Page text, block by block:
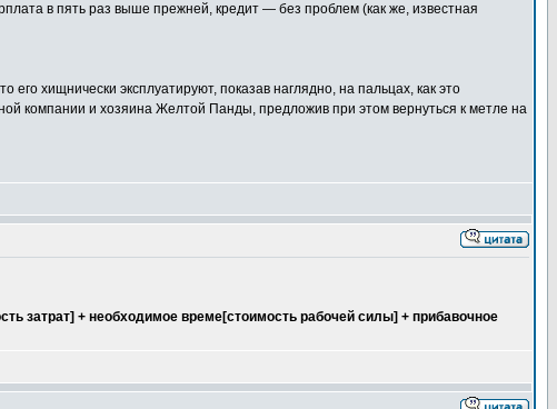
в пять раз выше прежней, кредит — без проблем (как же, известная
хищнически эксплуатируют, показав наглядно, на пальцах, как это
компании и хозяина Желтой Панды, предложив при этом вернуться к метле на
затрат] + необходимое време[стоимость рабочей силы] + прибавочное